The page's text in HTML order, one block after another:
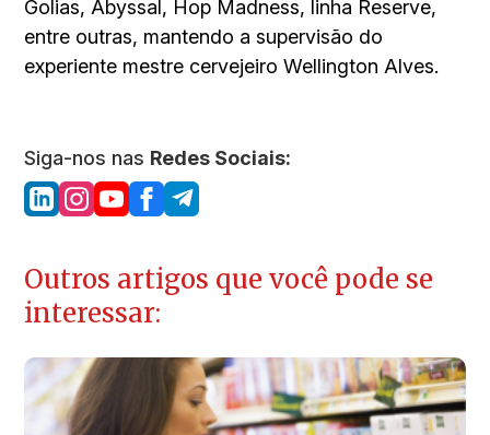
Golias, Abyssal, Hop Madness, linha Reserve,
entre outras, mantendo a supervisão do
experiente mestre cervejeiro Wellington Alves.
Siga-nos nas Redes Sociais:
Outros artigos que você pode se
interessar: